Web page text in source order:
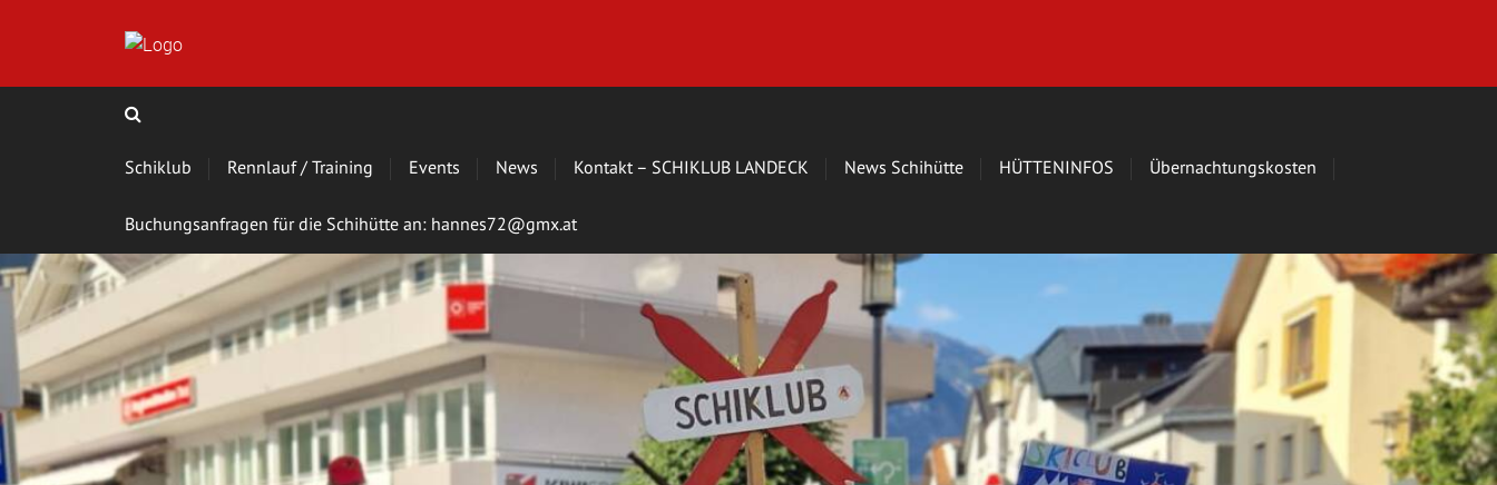
Schiklub Rennlauf / Training Events News Kontakt – SCHIKLUB LANDECK News Schihütte HÜTTENINFOS Übernachtungskosten
Buchungsanfragen für die Schihütte an: hannes72@gmx.at